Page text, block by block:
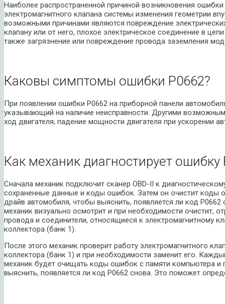
Наиболее распространенной причиной возникновения ошибки
электромагнитного клапана системы изменения геометрии
возможными причинами являются повреждение
клапану или от него, плохое электрическое соединение в
также загрязнение или повреждение провода заземления
Каковы симптомы ошибки P0662?
При появлении ошибки P0662 на приборной панели
указывающий на наличие неисправности. Другими
ход двигателя, падение мощности двигателя при ускорении
Как механик диагностирует ошибку
Сначала механик подключит сканер OBD-II к
сохраненные данные и коды ошибок. Затем он очистит коды
драйв автомобиля, чтобы выяснить, появляется ли код
механик визуально осмотрит и при необходимости очистит,
провода и соединители, относящиеся к электромагнитному
коллектора (банк 1).
После этого механик проверит работу электромагнитного
коллектора (банк 1) и при необходимости заменит его.
механик будет очищать коды ошибок с памяти компьютера и
выяснить, появляется ли код P0662 снова. Это поможет